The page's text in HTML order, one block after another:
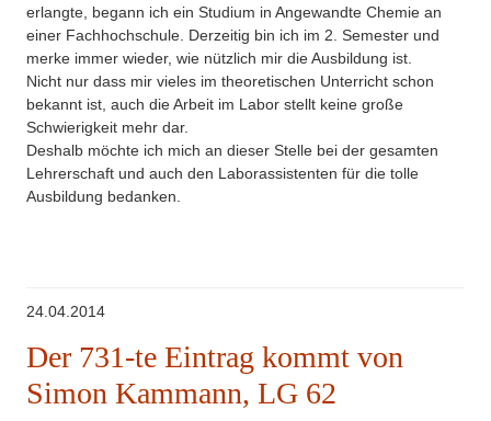
erlangte, begann ich ein Studium in Angewandte Chemie an
einer Fachhochschule. Derzeitig bin ich im 2. Semester und
merke immer wieder, wie nützlich mir die Ausbildung ist.
Nicht nur dass mir vieles im theoretischen Unterricht schon
bekannt ist, auch die Arbeit im Labor stellt keine große
Schwierigkeit mehr dar.
Deshalb möchte ich mich an dieser Stelle bei der gesamten
Lehrerschaft und auch den Laborassistenten für die tolle
Ausbildung bedanken.
24.04.2014
Der 731-te Eintrag kommt von
Simon Kammann, LG 62